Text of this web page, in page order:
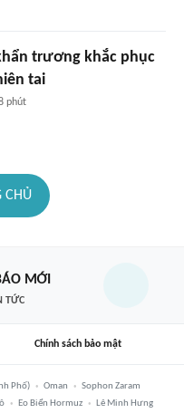
trương khắc phục
tai
phút
CHỦ
MỚI
TỨC
Chính sách bảo mật
Phố) Oman
Sophon Zaram
Eo Biển Hormuz Lê Minh Hưng